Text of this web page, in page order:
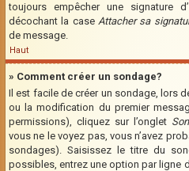
toujours empêcher une signature
décochant la case Attacher sa
de message.
Haut
» Comment créer un sondage?
Il est facile de créer un sondage, lors
ou la modification du premier
permissions), cliquez sur l’onglet
vous ne le voyez pas, vous n’avez
sondages). Saisissez le titre du
possibles, entrez une option par ligne